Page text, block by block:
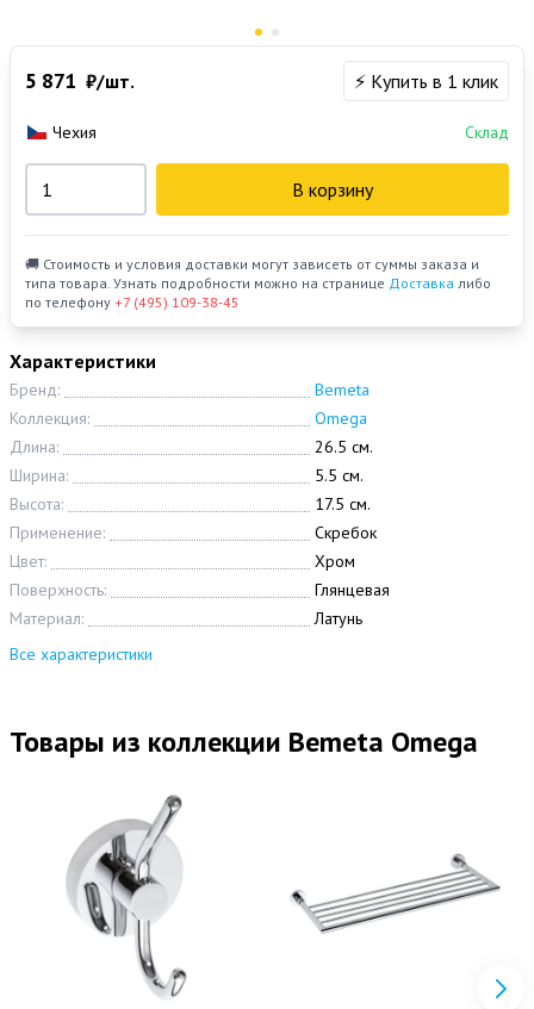
Характеристики
Бренд:
Bemeta
Коллекция:
Omega
Длина:
26.5 см.
Ширина:
5.5 см.
Высота:
17.5 см.
Применение:
Скребок
Цвет:
Хром
Поверхность:
Глянцевая
Материал:
Латунь
Все характеристики
5 871 ₽/шт. ⚡ Купить в 1 клик
Чехия Склад
В корзину
🚚 Стоимость и условия доставки могут зависеть от суммы заказа и
типа товара. Узнать подробности можно на странице Доставка либо
по телефону +7 (495) 109-38-45
Товары из коллекции Bemeta Omega